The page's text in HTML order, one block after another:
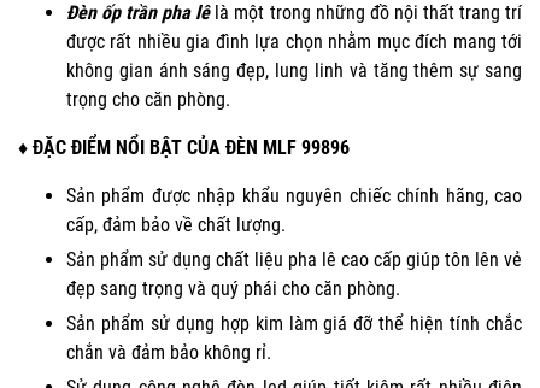
Đèn ốp trần pha lê là một trong những đồ nội thất trang trí
được rất nhiều gia đình lựa chọn nhằm mục đích mang tới
không gian ánh sáng đẹp, lung linh và tăng thêm sự sang
trọng cho căn phòng.
♦ ĐẶC ĐIỂM NỔI BẬT CỦA ĐÈN MLF 99896
Sản phẩm được nhập khẩu nguyên chiếc chính hãng, cao
cấp, đảm bảo về chất lượng.
Sản phẩm sử dụng chất liệu pha lê cao cấp giúp tôn lên vẻ
đẹp sang trọng và quý phái cho căn phòng.
Sản phẩm sử dụng hợp kim làm giá đỡ thể hiện tính chắc
chắn và đảm bảo không rỉ.